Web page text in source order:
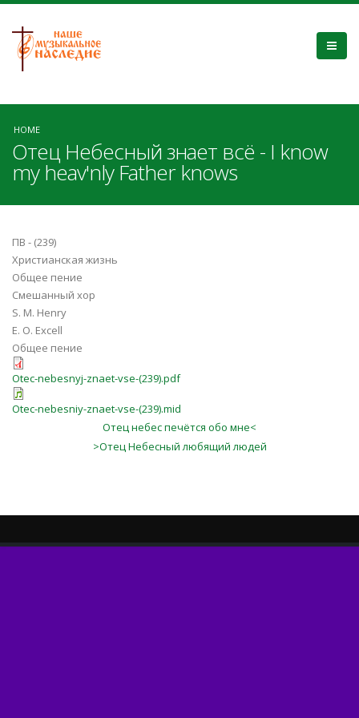
HOME
Отец Небесный знает всё - I know
my heav'nly Father knows
ПВ - (239)
Христианская жизнь
Общее пение
Смешанный хор
S. M. Henry
E. O. Excell
Общее пение
Otec-nebesnyj-znaet-vse-(239).pdf
Otec-nebesniy-znaet-vse-(239).mid
Отец небес печётся обо мне<
>Отец Небесный любящий людей